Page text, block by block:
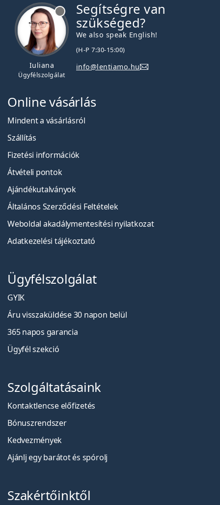
Iuliana
Ügyfélszolgálat
Segítségre van
szükséged?
We also speak English!
(H-P 7:30-15:00)
info@lentiamo.hu
Online vásárlás
Mindent a vásárlásról
Szállítás
Fizetési információk
Átvételi pontok
Ajándékutalványok
Általános Szerződési Feltételek
Weboldal akadálymentesítési nyilatkozat
Adatkezelési tájékoztató
Ügyfélszolgálat
GYIK
Áru visszaküldése 30 napon belül
365 napos garancia
Ügyfél szekció
Szolgáltatásaink
Kontaktlencse előfizetés
Bónuszrendszer
Kedvezmények
Ajánlj egy barátot és spórolj
Szakértőinktől